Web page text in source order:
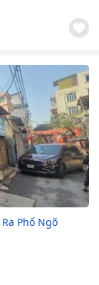
Phố Ngõ